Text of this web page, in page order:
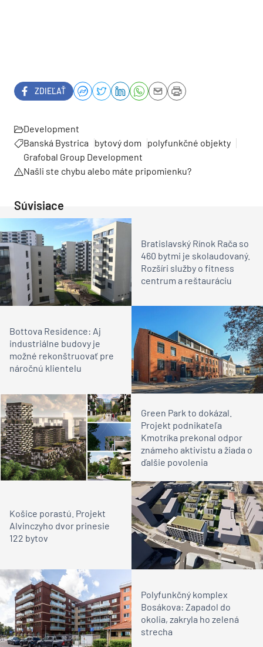
ZDIEĽAŤ
Development
Banská Bystrica
bytový dom
polyfunkčné objekty
Grafobal Group Development
Našli ste chybu alebo máte pripomienku?
Súvisiace
Bratislavský Rínok Rača so
460 bytmi je skolaudovaný.
Rozšíri služby o fitness
centrum a reštauráciu
Bottova Residence: Aj
industriálne budovy je
možné rekonštruovať pre
náročnú klientelu
Green Park to dokázal.
Projekt podnikateľa
Kmotríka prekonal odpor
známeho aktivistu a žiada o
ďalšie povolenia
Košice porastú. Projekt
Alvinczyho dvor prinesie
122 bytov
Polyfunkčný komplex
Bosákova: Zapadol do
okolia, zakryla ho zelená
strecha